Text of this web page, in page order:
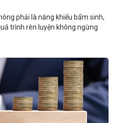
phải là năng khiếu bẩm sinh,
trình rèn luyện không ngừng